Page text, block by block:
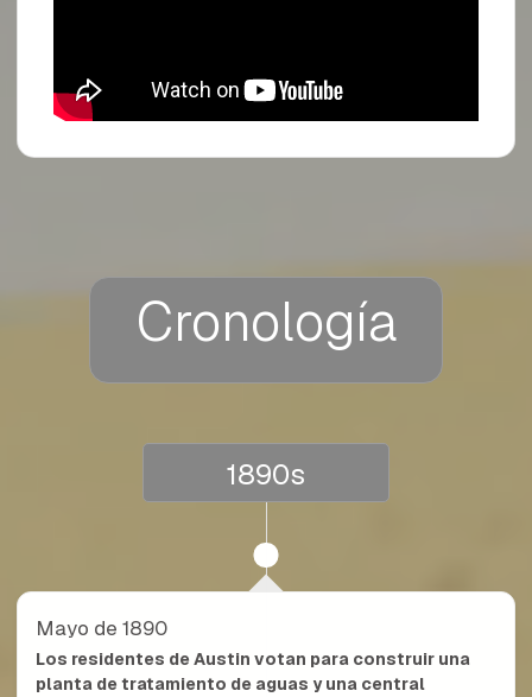
Cronología
1890s
Mayo de 1890
Los residentes de Austin votan para construir una
planta de tratamiento de aguas y una central